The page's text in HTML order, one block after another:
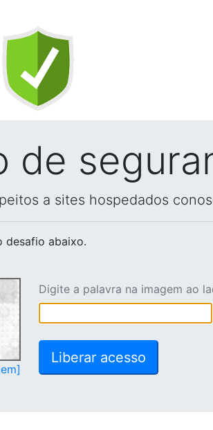
de
a sites hospedados
desafio abaixo.
Digite a palavra na imagem ao